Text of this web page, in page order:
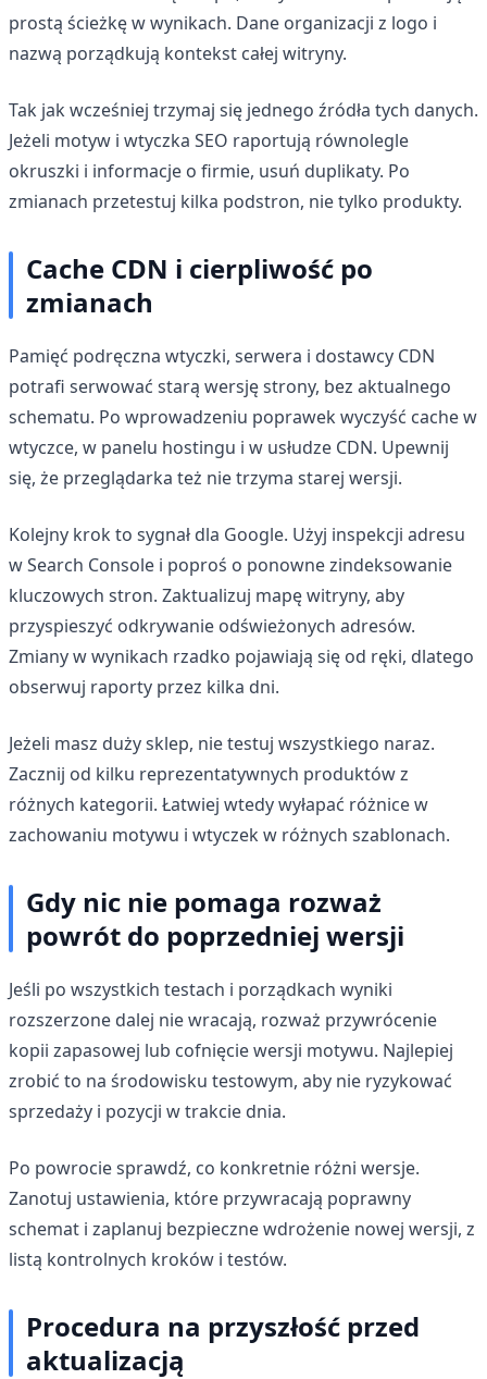
prostą ścieżkę w wynikach. Dane organizacji z logo i
nazwą porządkują kontekst całej witryny.
Tak jak wcześniej trzymaj się jednego źródła tych danych.
Jeżeli motyw i wtyczka SEO raportują równolegle
okruszki i informacje o firmie, usuń duplikaty. Po
zmianach przetestuj kilka podstron, nie tylko produkty.
Cache CDN i cierpliwość po
zmianach
Pamięć podręczna wtyczki, serwera i dostawcy CDN
potrafi serwować starą wersję strony, bez aktualnego
schematu. Po wprowadzeniu poprawek wyczyść cache w
wtyczce, w panelu hostingu i w usłudze CDN. Upewnij
się, że przeglądarka też nie trzyma starej wersji.
Kolejny krok to sygnał dla Google. Użyj inspekcji adresu
w Search Console i poproś o ponowne zindeksowanie
kluczowych stron. Zaktualizuj mapę witryny, aby
przyspieszyć odkrywanie odświeżonych adresów.
Zmiany w wynikach rzadko pojawiają się od ręki, dlatego
obserwuj raporty przez kilka dni.
Jeżeli masz duży sklep, nie testuj wszystkiego naraz.
Zacznij od kilku reprezentatywnych produktów z
różnych kategorii. Łatwiej wtedy wyłapać różnice w
zachowaniu motywu i wtyczek w różnych szablonach.
Gdy nic nie pomaga rozważ
powrót do poprzedniej wersji
Jeśli po wszystkich testach i porządkach wyniki
rozszerzone dalej nie wracają, rozważ przywrócenie
kopii zapasowej lub cofnięcie wersji motywu. Najlepiej
zrobić to na środowisku testowym, aby nie ryzykować
sprzedaży i pozycji w trakcie dnia.
Po powrocie sprawdź, co konkretnie różni wersje.
Zanotuj ustawienia, które przywracają poprawny
schemat i zaplanuj bezpieczne wdrożenie nowej wersji, z
listą kontrolnych kroków i testów.
Procedura na przyszłość przed
aktualizacją